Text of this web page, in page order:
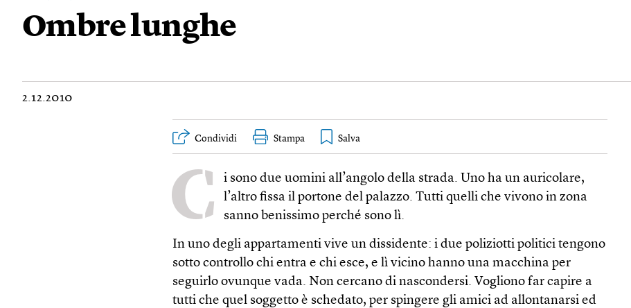
Ombre lunghe
2.12.2010
Condividi Stampa
C
i sono due uomini all’angolo della strada. Uno ha un auricolare,
l’altro fissa il portone del palazzo. Tutti quelli che vivono in zona
sanno benissimo perché sono lì.
In uno degli appartamenti vive un dissidente: i due poliziotti politici tengono
sotto controllo chi entra e chi esce, e lì vicino hanno una macchina per
seguirlo ovunque vada. Non cercano di nascondersi. Vogliono far capire a
tutti che quel soggetto è schedato, per spingere gli amici ad allontanarsi ed